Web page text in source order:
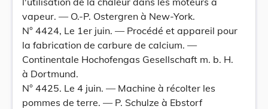
vapeur. — O.-P. Ostergren à New-York.
N° 4424, Le 1er juin. — Procédé et appareil pour
la fabrication de carbure de calcium. —
Continentale Hochofengas Gesellschaft m. b. H.
à Dortmund.
N° 4425. Le 4 juin. — Machine à récolter les
pommes de terre. — P. Schulze à Ebstorf